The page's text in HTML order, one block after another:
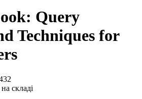
Query
Techniques for
складі